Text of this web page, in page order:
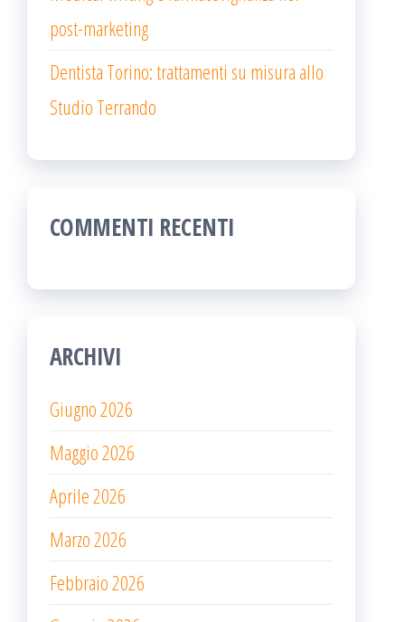
post-marketing
Dentista Torino: trattamenti su misura allo
Studio Terrando
COMMENTI RECENTI
ARCHIVI
Giugno 2026
Maggio 2026
Aprile 2026
Marzo 2026
Febbraio 2026